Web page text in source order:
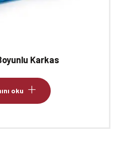
Karkas
oku